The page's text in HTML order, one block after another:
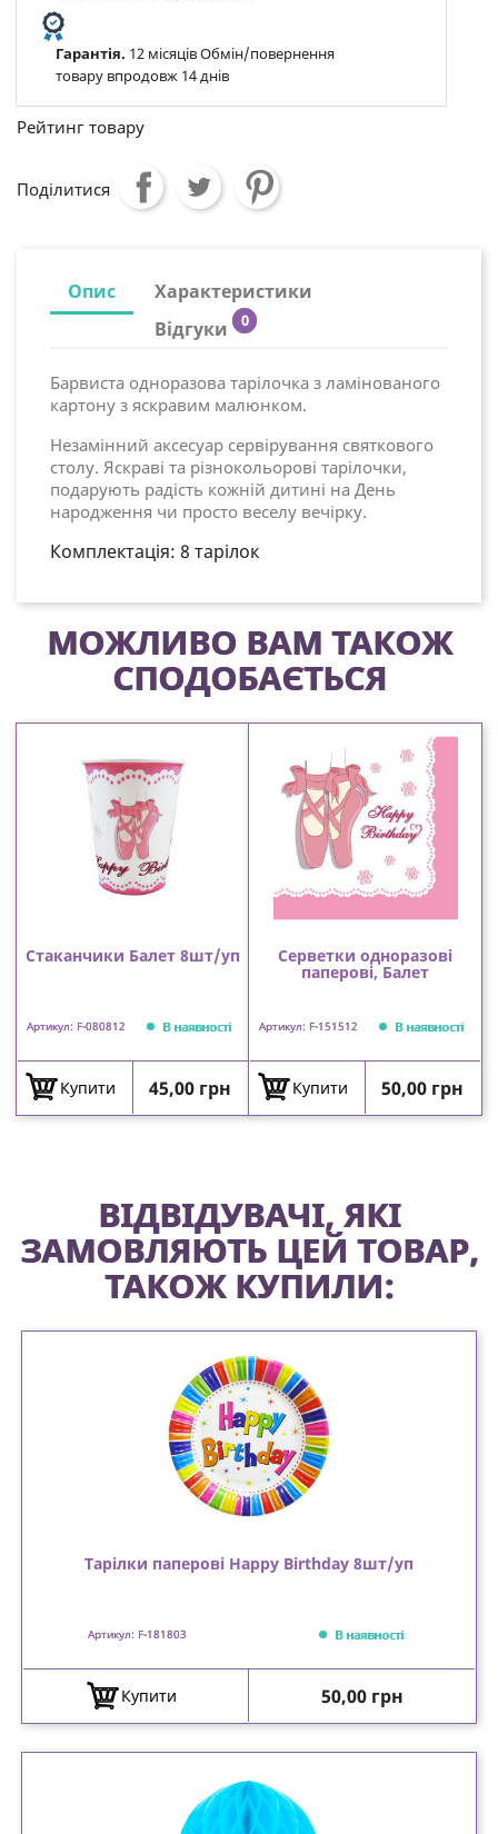
Гарантія. 12 місяців Обмін/повернення
товару впродовж 14 днів
Рейтинг товару
Поділитися
Опис
Характеристики
Відгуки
0
Барвиста одноразова тарілочка з ламінованого
картону з яскравим малюнком.
Незамінний аксесуар сервірування святкового
столу. Яскраві та різнокольорові тарілочки,
подарують радість кожній дитині на День
народження чи просто веселу вечірку.
Комплектація: 8 тарілок
МОЖЛИВО ВАМ ТАКОЖ
СПОДОБАЄТЬСЯ
Стаканчики Балет 8шт/уп
Артикул: F-080812 В наявності
Купити Ціна
45,00 грн
Серветки одноразові
паперові, Балет
Артикул: F-151512 В наявності
Купити Ціна
50,00 грн
ВІДВІДУВАЧІ, ЯКІ
ЗАМОВЛЯЮТЬ ЦЕЙ ТОВАР,
ТАКОЖ КУПИЛИ:
Тарілки паперові Happy Birthday 8шт/уп
Артикул: F-181803 В наявності
Купити Ціна
50,00 грн